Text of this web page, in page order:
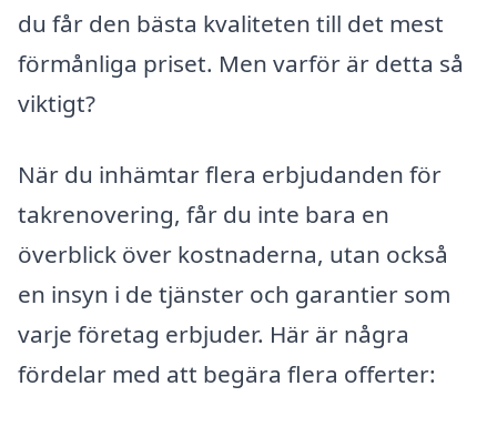
du får den bästa kvaliteten till det mest
förmånliga priset. Men varför är detta så
viktigt?
När du inhämtar flera erbjudanden för
takrenovering, får du inte bara en
överblick över kostnaderna, utan också
en insyn i de tjänster och garantier som
varje företag erbjuder. Här är några
fördelar med att begära flera offerter: